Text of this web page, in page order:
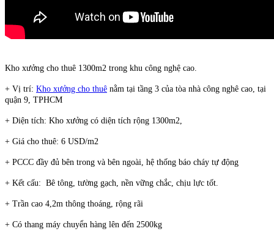
Kho xưởng cho thuê 1300m2 trong khu công nghệ cao.
+ Vị trí: Kho xưởng cho thuê nằm tại tầng 3 của tòa nhà công nghê cao, tại
quận 9, TPHCM
+ Diện tích: Kho xưởng có diện tích rộng 1300m2,
+ Giá cho thuê: 6 USD/m2
+ PCCC đầy đủ bên trong và bên ngoài, hệ thống báo cháy tự động
+ Kết cấu: Bê tông, tường gạch, nền vững chắc, chịu lực tốt.
+ Trần cao 4,2m thông thoáng, rộng rãi
+ Có thang máy chuyển hàng lên đến 2500kg